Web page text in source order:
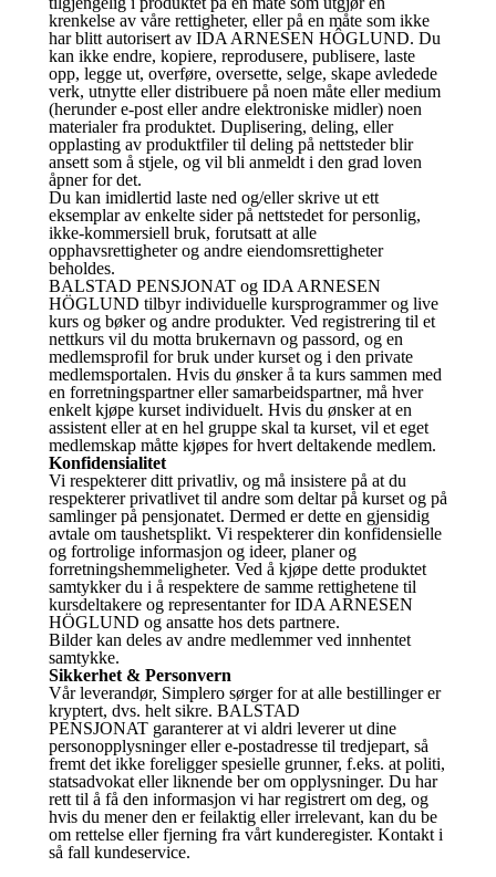
krenkelse av våre rettigheter, eller på en måte som ikke
har blitt autorisert av IDA ARNESEN HÔGLUND. Du
kan ikke endre, kopiere, reprodusere, publisere, laste
opp, legge ut, overføre, oversette, selge, skape avledede
verk, utnytte eller distribuere på noen måte eller medium
(herunder e-post eller andre elektroniske midler) noen
materialer fra produktet. Duplisering, deling, eller
opplasting av produktfiler til deling på nettsteder blir
ansett som å stjele, og vil bli anmeldt i den grad loven
åpner for det.
Du kan imidlertid laste ned og/eller skrive ut ett
eksemplar av enkelte sider på nettstedet for personlig,
ikke-kommersiell bruk, forutsatt at alle
opphavsrettigheter og andre eiendomsrettigheter
beholdes.
BALSTAD PENSJONAT og IDA ARNESEN
HÖGLUND tilbyr individuelle kursprogrammer og live
kurs og bøker og andre produkter. Ved registrering til et
nettkurs vil du motta brukernavn og passord, og en
medlemsprofil for bruk under kurset og i den private
medlemsportalen. Hvis du ønsker å ta kurs sammen med
en forretningspartner eller samarbeidspartner, må hver
enkelt kjøpe kurset individuelt. Hvis du ønsker at en
assistent eller at en hel gruppe skal ta kurset, vil et eget
medlemskap måtte kjøpes for hvert deltakende medlem.
Konfidensialitet
Vi respekterer ditt privatliv, og må insistere på at du
respekterer privatlivet til andre som deltar på kurset og på
samlinger på pensjonatet. Dermed er dette en gjensidig
avtale om taushetsplikt. Vi respekterer din konfidensielle
og fortrolige informasjon og ideer, planer og
forretningshemmeligheter. Ved å kjøpe dette produktet
samtykker du i å respektere de samme rettighetene til
kursdeltakere og representanter for IDA ARNESEN
HÖGLUND og ansatte hos dets partnere.
Bilder kan deles av andre medlemmer ved innhentet
samtykke.
Sikkerhet & Personvern
Vår leverandør, Simplero sørger for at alle bestillinger er
kryptert, dvs. helt sikre. BALSTAD
PENSJONAT garanterer at vi aldri leverer ut dine
personopplysninger eller e-postadresse til tredjepart, så
fremt det ikke foreligger spesielle grunner, f.eks. at politi,
statsadvokat eller liknende ber om opplysninger. Du har
rett til å få den informasjon vi har registrert om deg, og
hvis du mener den er feilaktig eller irrelevant, kan du be
om rettelse eller fjerning fra vårt kunderegister. Kontakt i
så fall kundeservice.